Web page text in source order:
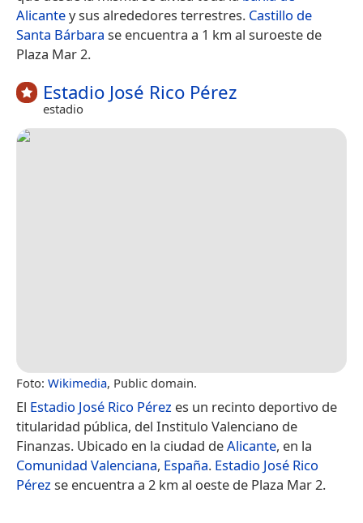
Alicantey sus alrededores terrestres. Castillo de
Santa Bárbara se encuentra a 1 km al suroeste de
Plaza Mar 2.
Estadio José Rico Pérez
estadio
Foto: Wikimedia, Public domain.
El Estadio José Rico Pérez es un recinto deportivo de
titularidad pública, del Institulo Valenciano de
Finanzas. Ubicado en la ciudad deAlicante, en la
Comunidad Valenciana, España. Estadio José Rico
Pérezse encuentra a 2 km al oeste de Plaza Mar 2.